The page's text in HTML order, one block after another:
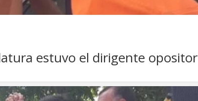
estuvo el dirigente opositor